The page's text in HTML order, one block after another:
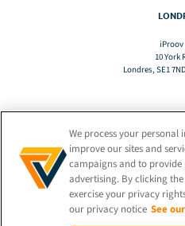
iProov
10 York
Londres, SE1
PT
MANTER-
We process your
improve our sites and
campaigns and to
advertising. By clicking
exercise your privacy
our privacy notice See